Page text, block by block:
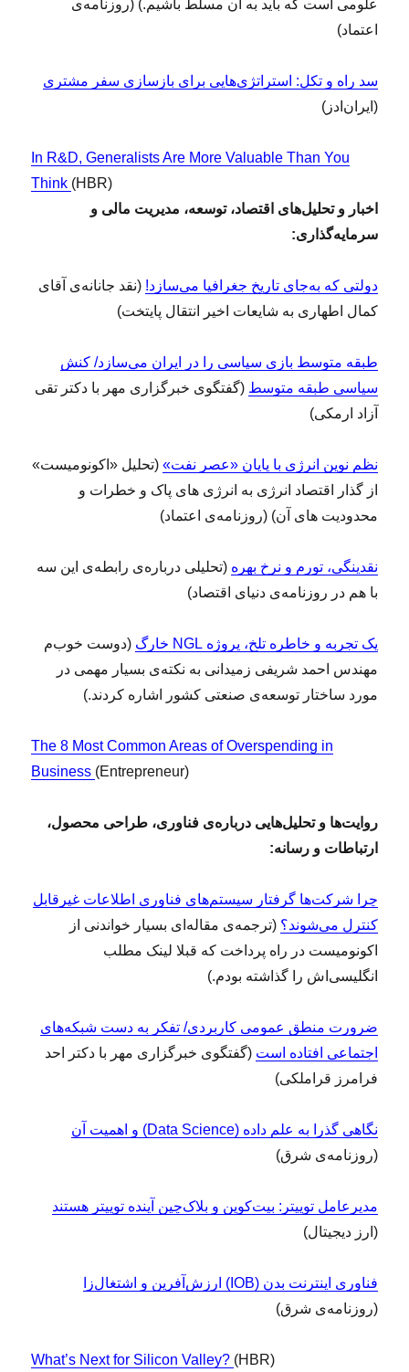
علومی است که باید به آن مسلط باشیم.) (روزنامه‌ی
اعتماد)
سد راه و تکل: استراتژی‌هایی برای بازسازی سفر مشتری
(ایران‌ادز)
n R&D, Generalists Are More Valuable Than You
Think (HBR)
اخبار و تحلیل‌های اقتصاد، توسعه، مدیریت مالی و
سرمایه‌گذاری:
دولتی که به‌جای تاریخ جغرافیا می‌سازد! (نقد جانانه‌ی آقای
کمال اطهاری به شایعات اخیر انتقال پایتخت)
طبقه متوسط بازی سیاسی را در ایران می‌سازد/ کنش
سیاسی طبقه متوسط (گفتگوی خبرگزاری مهر با دکتر تقی
آزاد ارمکی)
نظم نوین انرژی با پایان «عصر نفت» (تحلیل «اکونومیست»
از گذار اقتصاد انرژی به انرژی های پاک و خطرات و
محدودیت های آن) (روزنامه‌ی اعتماد)
نقدینگی، تورم و نرخ بهره (تحلیلی درباره‌ی رابطه‌ی این سه
با هم در روزنامه‌ی دنیای اقتصاد)
یک تجربه و خاطره تلخ، پروژه NGL خارگ
(دوست خوب‌م
مهندس احمد شریفی زمیدانی به نکته‌ی بسیار مهمی در
مورد ساختار توسعه‌ی صنعتی کشور اشاره کردند.)
The 8 Most Common Areas of Overspending in
Business (Entrepreneur)
روایت‌ها و تحلیل‌هایی درباره‌ی فناوری، طراحی محصول،
ارتباطات و رسانه:
چرا شرکت‌ها گرفتار سیستم‌های فناوری اطلاعات غیرقابل
کنترل می‌شوند؟ (ترجمه‌ی مقاله‌ای بسیار خواندنی از
اکونومیست در راه پرداخت که قبلا لینک مطلب
انگلیسی‌اش را گذاشته بودم.)
ضرورت منطق عمومی کاربردی/ تفکر به دست شبکه‌های
اجتماعی افتاده است (گفتگوی خبرگزاری مهر با دکتر احد
فرامرز قراملکی)
نگاهی گذرا به علم داده (Data Science) و اهمیت آن
(روزنامه‌ی شرق)
مدیرعامل توییتر: بیت‌کوین و بلاک‌چین آینده توییتر هستند
(ارز دیجیتال)
فناوری اینترنت بدن (IOB) ارزش‌آفرین و اشتغال‌زا
(روزنامه‌ی شرق)
What’s Next for Silicon Valley? (HBR)